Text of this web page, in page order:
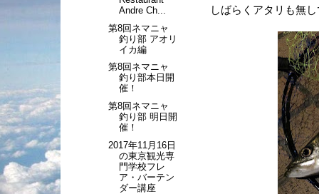
しばらくアタリも無
Andre Ch...
第8回ネマニャ
釣り部 アオリ
イカ編
第8回ネマニャ
釣り部本日開
催！
第8回ネマニャ
釣り部 明日開
催！
2017年11月16日
の東京観光専
門学校フレ
ア・バーテン
ダー講座